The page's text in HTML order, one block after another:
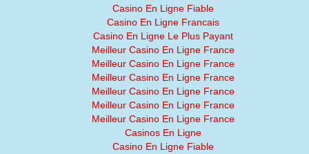
Casino En Ligne Fiable
Casino En Ligne Francais
Casino En Ligne Le Plus Payant
Meilleur Casino En Ligne France
Meilleur Casino En Ligne France
Meilleur Casino En Ligne France
Meilleur Casino En Ligne France
Meilleur Casino En Ligne France
Meilleur Casino En Ligne France
Casinos En Ligne
Casino En Ligne Fiable